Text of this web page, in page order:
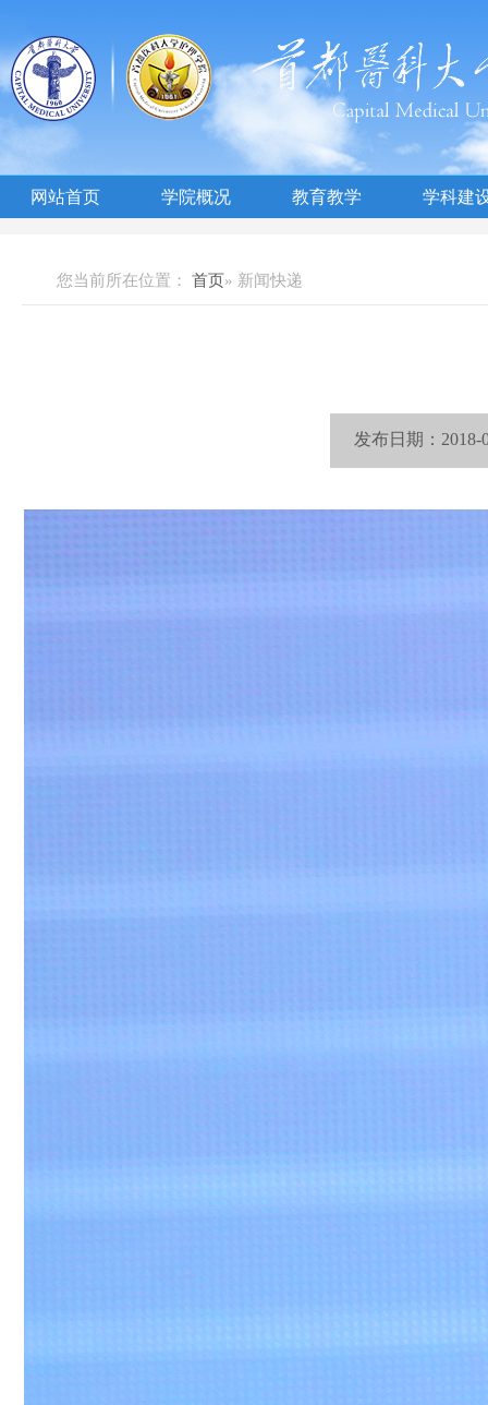
网站首页 学院概况 教育教学 学科建
您当前所在位置： 首页» 新闻快递
发布日期：2018-